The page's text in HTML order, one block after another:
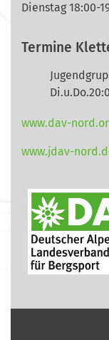
Dienstag 18:00-
Termine
www.dav-
www.jdav-